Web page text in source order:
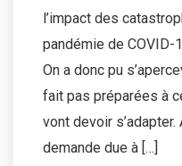
l’impact des
pandémie de
On a donc pu
fait pas préparées à
vont devoir
demande due à […]